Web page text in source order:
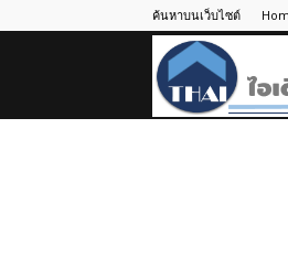
ค้นหาบนเว็บไซต์